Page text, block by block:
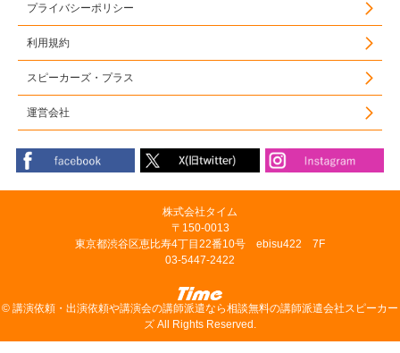
プライバシーポリシー
利用規約
スピーカーズ・プラス
運営会社
株式会社タイム
〒150-0013
東京都渋谷区恵比寿4丁目22番10号 ebisu422 7F
03-5447-2422
© 講演依頼・出演依頼や講演会の講師派遣なら相談無料の講師派遣会社スピーカー
ズ All Rights Reserved.